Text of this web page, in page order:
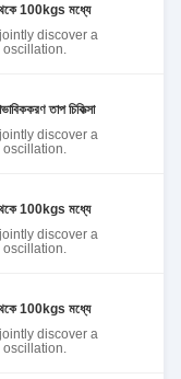
থেকে 100kgs মধ্যে
discover a
তাপ চিকিত্সা
discover a
থেকে 100kgs মধ্যে
discover a
থেকে 100kgs মধ্যে
discover a